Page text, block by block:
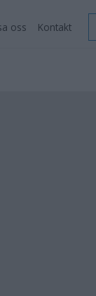
oss Kontakt